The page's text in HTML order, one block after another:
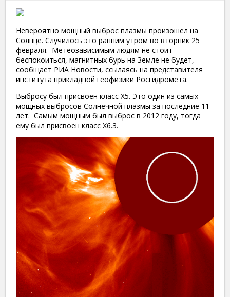
Невероятно мощный выброс плазмы произошел на
Солнце. Случилось это ранним утром во вторник 25
февраля. Метеозависимым людям не стоит
беспокоиться, магнитных бурь на Земле не будет,
сообщает РИА Новости, ссылаясь на представителя
института прикладной геофизики Росгидромета.
Выбросу был присвоен класс Х5. Это один из самых
мощных выбросов Солнечной плазмы за последние 11
лет. Самым мощным был выброс в 2012 году, тогда
ему был присвоен класс Х6.3.